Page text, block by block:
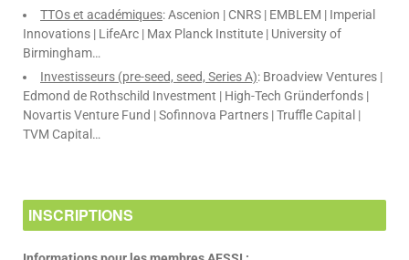
TTOs et académiques: Ascenion | CNRS | EMBLEM | Imperial
Innovations | LifeArc | Max Planck Institute | University of
Birmingham…
Investisseurs (pre-seed, seed, Series A): Broadview Ventures |
Edmond de Rothschild Investment | High-Tech Gründerfonds |
Novartis Venture Fund | Sofinnova Partners | Truffle Capital |
TVM Capital…
INSCRIPTIONS